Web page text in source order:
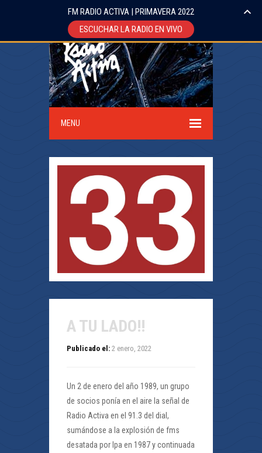
MENU
A TU LADO!!
Publicado el: 2 enero, 2022
Un 2 de enero del año 1989, un grupo
de socios ponía en el aire la señal de
Radio Activa en el 91.3 del dial,
sumándose a la explosión de fms
desatada por Ipa en 1987 y continuada
FM RADIO ACTIVA | PRIMAVERA 2022
ESCUCHAR LA RADIO EN VIVO